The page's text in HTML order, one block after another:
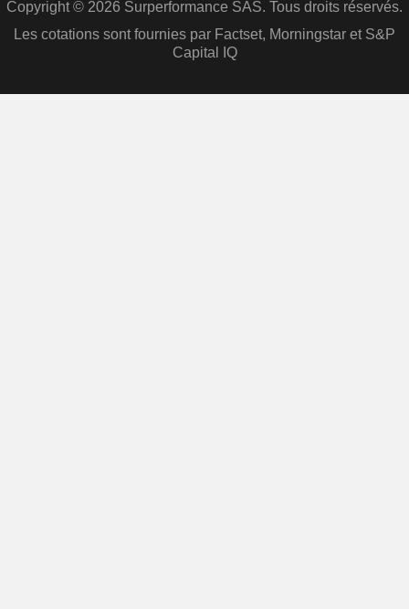
Copyright © 2026 Surperformance SAS. Tous droits réservés.
Les cotations sont fournies par Factset, Morningstar et S&P
Capital IQ